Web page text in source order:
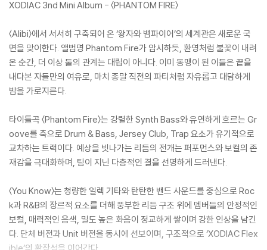
XODIAC 3nd Mini Album - 〈PHANTOM FIRE〉
〈Alibi〉에서 서서히 구축되어 온 ‘왕자와 뱀파이어’의 세계관은 새로운 국
면을 맞이한다. 앨범명 Phantom Fire가 암시하듯, 환영처럼 불꽃이 내려
온 순간, 더 이상 둘의 관계는 대립이 아니다. 이미 동맹이 된 이들은 끝을
내다본 자들만의 여유로, 마치 종말 직전의 파티처럼 자유롭고 대담하게
밤을 가로지른다.
타이틀곡 〈Phantom Fire〉는 강렬한 Synth Bass와 유연하게 흐르는 Gr
oove를 축으로 Drum & Bass, Jersey Club, Trap 요소가 유기적으로
교차하는 트랙이다. 예상을 빗나가는 리듬의 전개는 퍼포먼스와 보컬의 존
재감을 극대화하며, 팀이 지닌 다층적인 결을 선명하게 드러낸다.
〈You Know〉는 청량한 일렉 기타와 탄탄한 밴드 사운드를 중심으로 Roc
k과 R&B의 장르적 요소를 더해 풍부한 리듬 구조 위에 멤버들의 안정적인
보컬, 매력적인 음색, 밀도 높은 화음이 정교하게 쌓이며 강한 인상을 남긴
다. 단체 버전과 Unit 버전을 동시에 선보이며, 구조적으로 ‘XODIAC Flex